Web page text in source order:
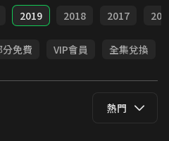
2019 2018 2017
分免費 VIP會員 全集兌換
熱門